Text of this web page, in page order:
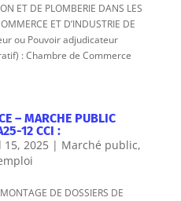
ET DE PLOMBERIE DANS LES
ET D’INDUSTRIE DE
ou Pouvoir adjudicateur
: Chambre de Commerce
– MARCHE PUBLIC
12 CCI :
15, 2025| Marché public,
DE DOSSIERS DE